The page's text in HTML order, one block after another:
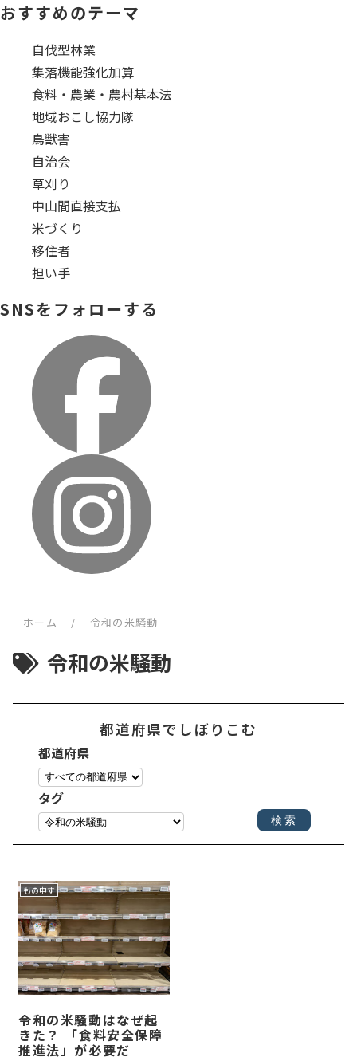
おすすめのテーマ
自伐型林業
集落機能強化加算
食料・農業・農村基本法
地域おこし協力隊
鳥獣害
自治会
草刈り
中山間直接支払
米づくり
移住者
担い手
SNSをフォローする
ホーム / 令和の米騒動
令和の米騒動
都道府県でしぼりこむ
都道府県
タグ
もの申す
令和の米騒動はなぜ起
きた？ 「食料安全保障
推進法」が必要だ